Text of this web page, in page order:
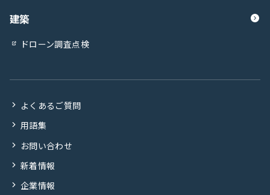
建築
ドローン調査点検
よくあるご質問
用語集
お問い合わせ
新着情報
企業情報